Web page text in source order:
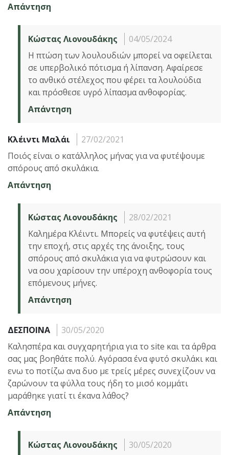
Απάντηση
Κώστας Λιονουδάκης
04/05/2024
Η πτώση των λουλουδιών μπορεί να οφείλεται
σε υπερβολικό πότισμα ή λίπανση. Αφαίρεσε
το ανθικό στέλεχος που φέρει τα λουλούδια
και πρόσθεσε υγρό λίπασμα ανθοφορίας.
Απάντηση
Κλέιντι Μαλάι
27/02/2021
Ποιός είναι ο κατάλληλος μήνας για να φυτέψουμε
σπόρους από σκυλάκια.
Απάντηση
Κώστας Λιονουδάκης
28/02/2021
Καλημέρα Κλέιντι. Μπορείς να φυτέψεις αυτή
την εποχή, στις αρχές της άνοιξης, τους
σπόρους από σκυλάκια για να φυτρώσουν και
να σου χαρίσουν την υπέροχη ανθοφορία τους
επόμενους μήνες.
Απάντηση
ΔΕΣΠΟΙΝΑ
30/05/2020
Καλησπέρα και συγχαρητήρια για το site και τα άρθρα
σας μας βοηθάτε πολύ. Αγόρασα ένα φυτό σκυλάκι και
ενω το ποτίζω ανα δυο με τρείς μέρες συνεχίζουν να
ζαρώνουν τα φύλλα τους ήδη το μισό κομμάτι
μαράθηκε γιατί τι έκανα λάθος?
Απάντηση
Κώστας Λιονουδάκης 30/05/2020